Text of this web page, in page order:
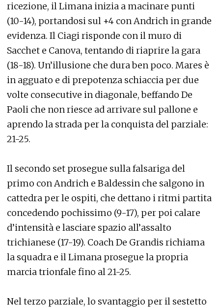
ricezione, il Limana inizia a macinare punti
(10-14), portandosi sul +4 con Andrich in grande
evidenza. Il Ciagi risponde con il muro di
Sacchet e Canova, tentando di riaprire la gara
(18-18). Un’illusione che dura ben poco. Mares è
in agguato e di prepotenza schiaccia per due
volte consecutive in diagonale, beffando De
Paoli che non riesce ad arrivare sul pallone e
aprendo la strada per la conquista del parziale:
21-25.
Il secondo set prosegue sulla falsariga del
primo con Andrich e Baldessin che salgono in
cattedra per le ospiti, che dettano i ritmi partita
concedendo pochissimo (9-17), per poi calare
d’intensità e lasciare spazio all’assalto
trichianese (17-19). Coach De Grandis richiama
la squadra e il Limana prosegue la propria
marcia trionfale fino al 21-25.
Nel terzo parziale, lo svantaggio per il sestetto